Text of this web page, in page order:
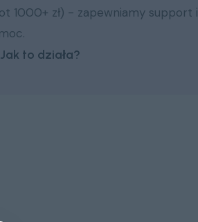
1000+ zł) - zapewniamy support i
Jak to działa?